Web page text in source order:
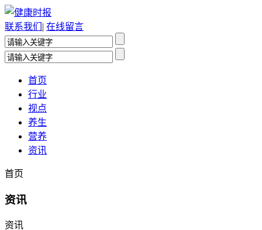
联系我们 | 在线留言
首页
行业
视点
养生
营养
资讯
首页
资讯
资讯